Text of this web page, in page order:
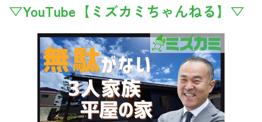
▽YouTube【ミズカミちゃんねる】▽